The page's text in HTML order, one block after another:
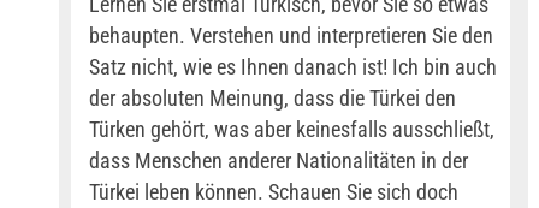
behaupten. Verstehen und interpretieren Sie den
Satz nicht, wie es Ihnen danach ist! Ich bin auch
der absoluten Meinung, dass die Türkei den
Türken gehört, was aber keinesfalls ausschließt,
dass Menschen anderer Nationalitäten in der
Türkei leben können. Schauen Sie sich doch